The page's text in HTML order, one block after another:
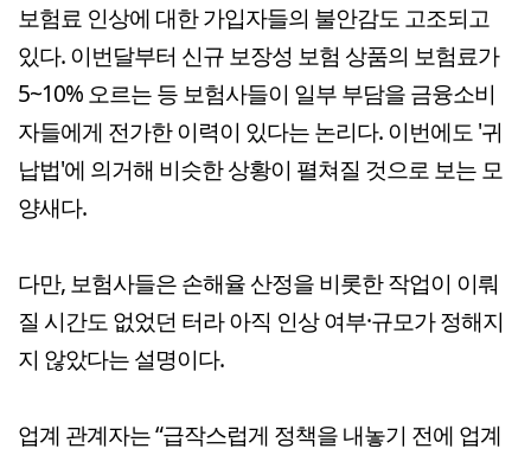
보험료 인상에 대한 가입자들의 불안감도 고조되고
있다. 이번달부터 신규 보장성 보험 상품의 보험료가
5~10% 오르는 등 보험사들이 일부 부담을 금융소비
자들에게 전가한 이력이 있다는 논리다. 이번에도 '귀
납법'에 의거해 비슷한 상황이 펼쳐질 것으로 보는 모
양새다.
다만, 보험사들은 손해율 산정을 비롯한 작업이 이뤄
질 시간도 없었던 터라 아직 인상 여부·규모가 정해지
지 않았다는 설명이다.
업계 관계자는 “급작스럽게 정책을 내놓기 전에 업계